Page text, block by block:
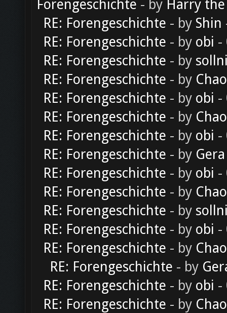
Forengeschichte - by Harry
RE: Forengeschichte - by Shin
RE: Forengeschichte - by obi -
RE: Forengeschichte - by
RE: Forengeschichte - by
RE: Forengeschichte - by obi -
RE: Forengeschichte - by
RE: Forengeschichte - by obi -
RE: Forengeschichte - by Gera
RE: Forengeschichte - by obi -
RE: Forengeschichte - by
RE: Forengeschichte - by
RE: Forengeschichte - by obi -
RE: Forengeschichte - by
RE: Forengeschichte - by
RE: Forengeschichte - by obi -
RE: Forengeschichte - by